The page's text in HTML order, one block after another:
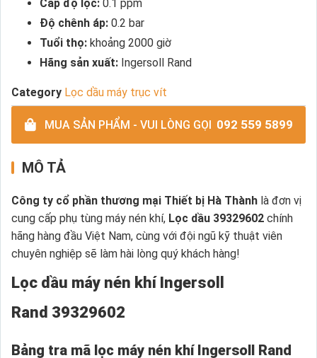
Cấp độ lọc: 0.1 ppm
Độ chênh áp: 0.2 bar
Tuổi thọ: khoảng 2000 giờ
Hãng sản xuất: Ingersoll Rand
Category Lọc dầu máy trục vít
MUA SẢN PHẨM - VUI LÒNG GỌI 092 559 5899
MÔ TẢ
Công ty cổ phần thương mại Thiết bị Hà Thành là đơn vị
cung cấp phụ tùng máy nén khí, Lọc dầu 39329602 chính
hãng hàng đầu Việt Nam, cùng với đội ngũ kỹ thuật viên
chuyên nghiệp sẽ làm hài lòng quý khách hàng!
Lọc dầu máy nén khí Ingersoll
Rand 39329602
Bảng tra mã lọc máy nén khí Ingersoll Rand